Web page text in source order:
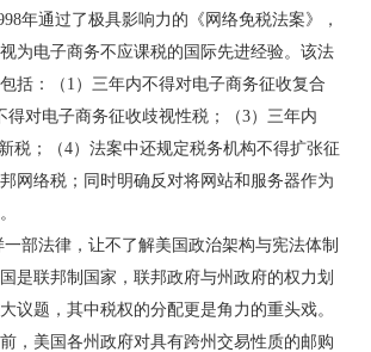
通过了极具影响力的《网络免税法案》，
为电子商务不应课税的国际先进经验。该法
括：（1）三年内不得对电子商务征收复合
得对电子商务征收歧视性税；（3）三年内
税；（4）法案中还规定税务机构不得扩张征
网络税；同时明确反对将网站和服务器作为
法律，让不了解美国政治架构与宪法体制
是联邦制国家，联邦政府与州政府的权力划
议题，其中税权的分配更是角力的重头戏。
，美国各州政府对具有跨州交易性质的邮购